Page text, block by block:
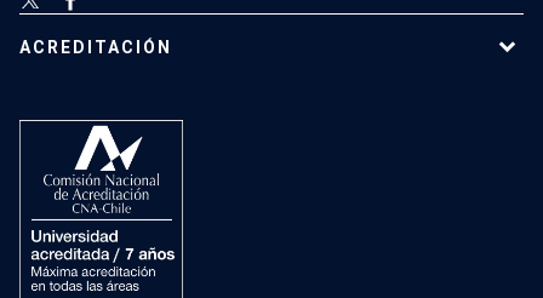
ACREDITACIÓN